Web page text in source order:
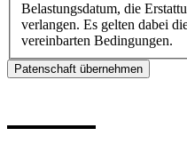
Belastungsdatum, die
verlangen. Es gelten dabei
vereinbarten Bedingungen.
Patenschaft übernehmen